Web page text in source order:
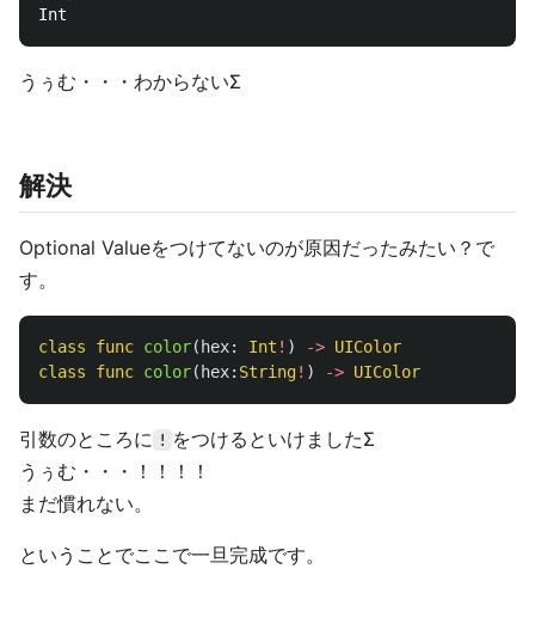
うぅむ・・・わからないΣ
解決
Optional Valueをつけてないのが原因だったみたい？で
す。
class func color( hex: Int ! ) -> UIColor
class
func color( hex: String! ) -> UIColor
引数のところに ! をつけるといけましたΣ
うぅむ・・・！！！！
まだ慣れない。
ということでここで一旦完成です。